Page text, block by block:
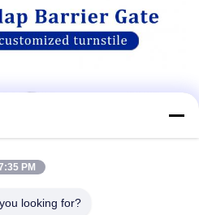
PM
looking for?